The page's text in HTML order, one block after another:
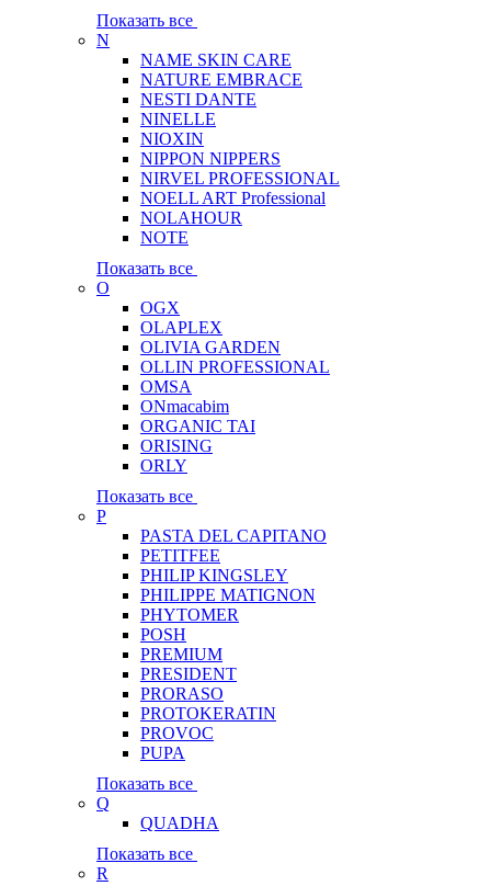
Показать все
N
NAME SKIN CARE
NATURE EMBRACE
NESTI DANTE
NINELLE
NIOXIN
NIPPON NIPPERS
NIRVEL PROFESSIONAL
NOELL ART Professional
NOLAHOUR
NOTE
Показать все
O
OGX
OLAPLEX
OLIVIA GARDEN
OLLIN PROFESSIONAL
OMSA
ONmacabim
ORGANIC TAI
ORISING
ORLY
Показать все
P
PASTA DEL CAPITANO
PETITFEE
PHILIP KINGSLEY
PHILIPPE MATIGNON
PHYTOMER
POSH
PREMIUM
PRESIDENT
PRORASO
PROTOKERATIN
PROVOC
PUPA
Показать все
Q
QUADHA
Показать все
R